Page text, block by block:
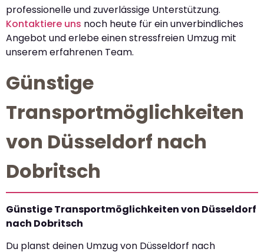
professionelle und zuverlässige Unterstützung.
Kontaktiere uns noch heute für ein unverbindliches
Angebot und erlebe einen stressfreien Umzug mit
unserem erfahrenen Team.
Günstige
Transportmöglichkeiten
von Düsseldorf nach
Dobritsch
Günstige Transportmöglichkeiten von Düsseldorf
nach Dobritsch
Du planst deinen Umzug von Düsseldorf nach